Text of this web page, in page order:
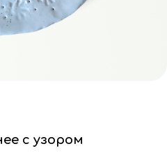
с узором